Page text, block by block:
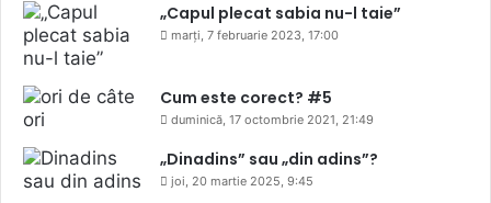
„Capul plecat sabia nu-l taie”
marți, 7 februarie 2023, 17:00
Cum este corect? #5
duminică, 17 octombrie 2021, 21:49
„Dinadins” sau „din adins”?
joi, 20 martie 2025, 9:45